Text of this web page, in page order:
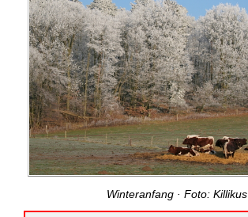
Winteranfang · Foto: Killikus